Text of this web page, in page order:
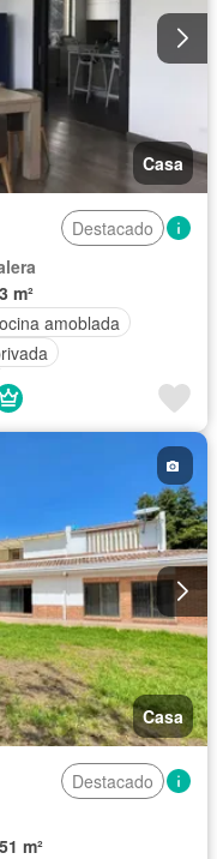
Casa
Destacado
m²
amoblada
Casa
Destacado
m²